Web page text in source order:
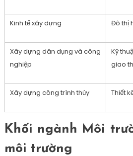
Kinh tế xây dựng Đô thị
Xây dựng dân dụng và công
nghiệp
Kỹ
giao
Xây dựng công trình thủy Thiết
Khối ngành Môi
môi trường